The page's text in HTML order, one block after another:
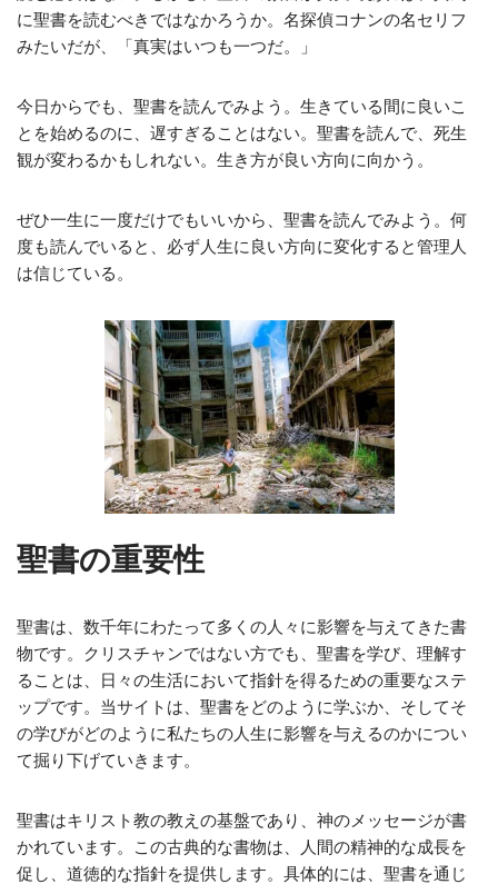
に聖書を読むべきではなかろうか。名探偵コナンの名セリフ
みたいだが、「真実はいつも一つだ。」
今日からでも、聖書を読んでみよう。生きている間に良いこ
とを始めるのに、遅すぎることはない。聖書を読んで、死生
観が変わるかもしれない。生き方が良い方向に向かう。
ぜひ一生に一度だけでもいいから、聖書を読んでみよう。何
度も読んでいると、必ず人生に良い方向に変化すると管理人
は信じている。
聖書の重要性
聖書は、数千年にわたって多くの人々に影響を与えてきた書
物です。クリスチャンではない方でも、聖書を学び、理解す
ることは、日々の生活において指針を得るための重要なステ
ップです。当サイトは、聖書をどのように学ぶか、そしてそ
の学びがどのように私たちの人生に影響を与えるのかについ
て掘り下げていきます。
聖書はキリスト教の教えの基盤であり、神のメッセージが書
かれています。この古典的な書物は、人間の精神的な成長を
促し、道徳的な指針を提供します。具体的には、聖書を通じ